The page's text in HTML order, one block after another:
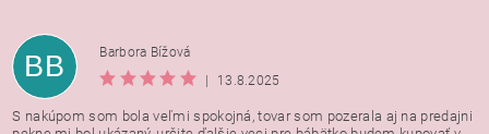
BB
Barbora Bížová
13.8.2025
S nakúpom som bola veľmi spokojná, tovar som pozerala aj na predajni